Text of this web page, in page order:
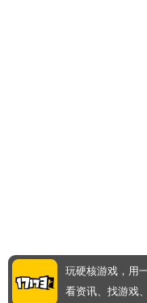
玩硬核游戏，用
看资讯、找游戏